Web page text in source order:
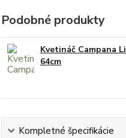
Podobné produkty
Kvetináč Campana
64cm
Kompletné špecifikácie